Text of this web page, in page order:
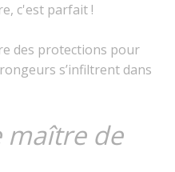
c'est parfait !
des protections pour
s’infiltrent dans
de